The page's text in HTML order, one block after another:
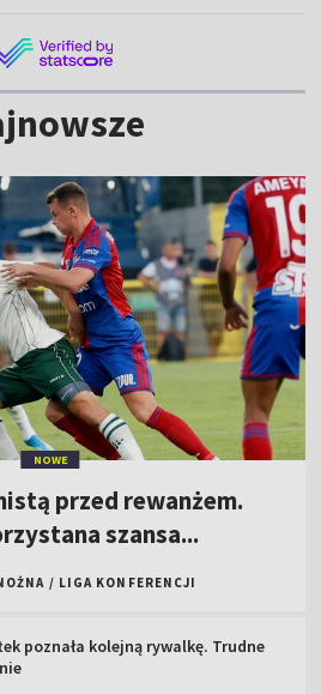
NOWE
przed rewanżem.
szansa...
/ LIGA KONFERENCJI
poznała kolejną rywalkę. Trudne